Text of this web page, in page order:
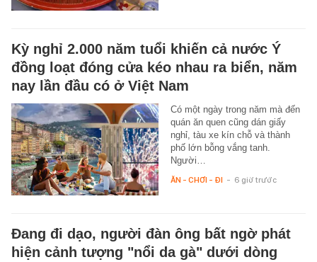
Kỳ nghỉ 2.000 năm tuổi khiến cả nước Ý
đồng loạt đóng cửa kéo nhau ra biển, năm
nay lần đầu có ở Việt Nam
Có một ngày trong năm mà đến
quán ăn quen cũng dán giấy
nghỉ, tàu xe kín chỗ và thành
phố lớn bỗng vắng tanh.
Người…
ĂN - CHƠI - ĐI - 6 giờ trước
Đang đi dạo, người đàn ông bất ngờ phát
hiện cảnh tượng "nổi da gà" dưới dòng